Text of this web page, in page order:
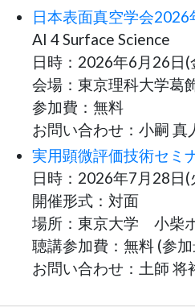
日本表面真空学会
AI 4 Surface Science
日時：2026年6月26日
会場：東京理科大学
参加費：無料
お問い合わせ：小嗣 真
実用顕微評価技術セミ
日時：2026年7月28日
開催形式：対面
場所：東京大学 小柴
聴講参加費：無料 (参
お問い合わせ：土師